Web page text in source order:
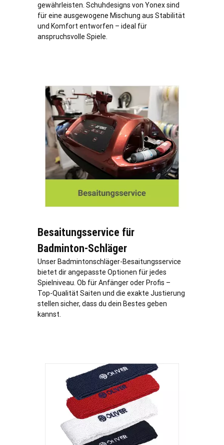
gewährleisten. Schuhdesigns von Yonex sind
für eine ausgewogene Mischung aus Stabilität
und Komfort entworfen – ideal für
anspruchsvolle Spiele.
Besaitungsservice für
Badminton-Schläger
Unser Badmintonschläger-Besaitungsservice
bietet dir angepasste Optionen für jedes
Spielniveau. Ob für Anfänger oder Profis –
Top-Qualität Saiten und die exakte Justierung
stellen sicher, dass du dein Bestes geben
kannst.